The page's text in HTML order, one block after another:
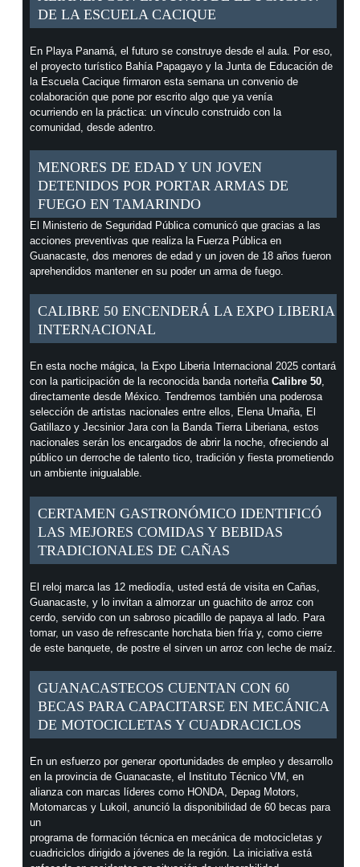
DE LA ESCUELA CACIQUE
En Playa Panamá, el futuro se construye desde el aula. Por eso,
el proyecto turístico Bahía Papagayo y la Junta de Educación de
la Escuela Cacique firmaron esta semana un convenio de
colaboración que pone por escrito algo que ya venía
ocurriendo en la práctica: un vínculo construido con la
comunidad, desde adentro.
MENORES DE EDAD Y UN JOVEN
DETENIDOS POR PORTAR ARMAS DE
FUEGO EN TAMARINDO
El Ministerio de Seguridad Pública comunicó que gracias a las
acciones preventivas que realiza la Fuerza Pública en
Guanacaste, dos menores de edad y un joven de 18 años fueron
aprehendidos mantener en su poder un arma de fuego.
CALIBRE 50 ENCENDERÁ LA EXPO LIBERIA
INTERNACIONAL
En esta noche mágica, la Expo Liberia Internacional 2025 contará
con la participación de la reconocida banda norteñaCalibre 50,
directamente desde México. Tendremos también una poderosa
selección de artistas nacionales entre ellos, Elena Umaña, El
Gatillazo y Jecsinior Jara con la Banda Tierra Liberiana, estos
nacionales serán los encargados de abrir la noche, ofreciendo al
público un derroche de talento tico, tradición y fiesta prometiendo
un ambiente inigualable.
CERTAMEN GASTRONÓMICO IDENTIFICÓ
LAS MEJORES COMIDAS Y BEBIDAS
TRADICIONALES DE CAÑAS
El reloj marca las 12 mediodía, usted está de visita en Cañas,
Guanacaste, y lo invitan a almorzar un guachito de arroz con
cerdo, servido con un sabroso picadillo de papaya al lado. Para
tomar, un vaso de refrescante horchata bien fría y, como cierre
de este banquete, de postre el sirven un arroz con leche de maíz.
GUANACASTECOS CUENTAN CON 60
BECAS PARA CAPACITARSE EN MECÁNICA
DE MOTOCICLETAS Y CUADRACICLOS
En un esfuerzo por generar oportunidades de empleo y desarrollo
en la provincia de Guanacaste, el Instituto Técnico VM, en
alianza con marcas líderes como HONDA, Depag Motors,
Motomarcas y Lukoil, anunció la disponibilidad de 60 becas para
un
programa de formación técnica en mecánica de motocicletas y
cuadriciclos dirigido a jóvenes de la región. La iniciativa está